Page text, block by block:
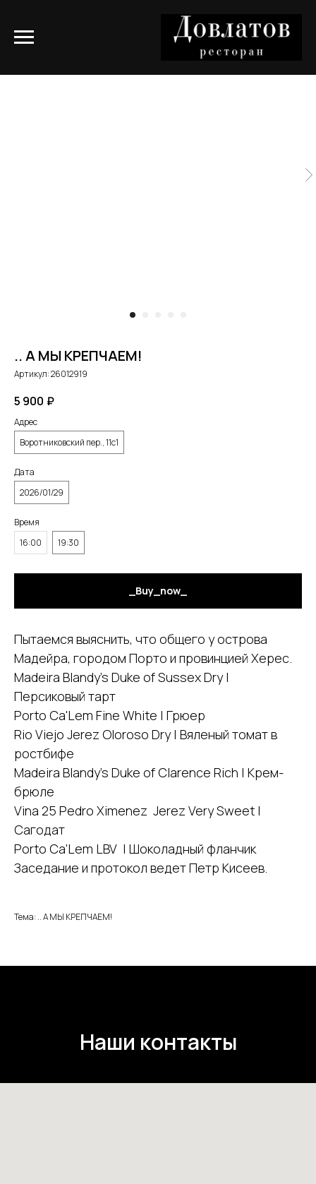
.. А МЫ КРЕПЧАЕМ!
Артикул:26012919
5 900 ₽
Адрес
Воротниковский пер., 11с1
Дата
2026/01/29
Время
16:00
19:30
_Buy_now_
Пытаемся выяснить, что общего у острова
Мадейра, городом Порто и провинцией Херес.
Madeira Blandy's Duke of Sussex Dry |
Персиковый тарт
Porto Ca'Lem Fine White | Грюер
Rio Viejo Jerez Oloroso Dry | Вяленый томат в
ростбифе
Madeira Blandy's Duke of Clarence Rich | Крем-
брюле
Vina 25 Pedro Ximenez Jerez Very Sweet |
Сагодат
Porto Ca'Lem LBV | Шоколадный фланчик
Заседание и протокол ведет Петр Кисеев.
Тема: .. А МЫ КРЕПЧАЕМ!
Наши контакты